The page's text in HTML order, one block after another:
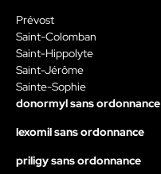
Prévost
Saint-Colomban
Saint-Hippolyte
Saint-Jérôme
Sainte-Sophie
donormyl sans ordonnance
lexomil sans ordonnance
priligy sans ordonnance